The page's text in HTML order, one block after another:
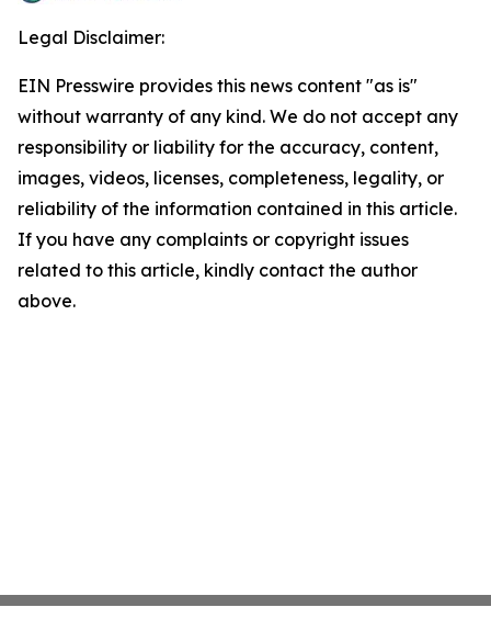
Legal Disclaimer:
EIN Presswire provides this news content "as is"
without warranty of any kind. We do not accept any
responsibility or liability for the accuracy, content,
images, videos, licenses, completeness, legality, or
reliability of the information contained in this article.
If you have any complaints or copyright issues
related to this article, kindly contact the author
above.